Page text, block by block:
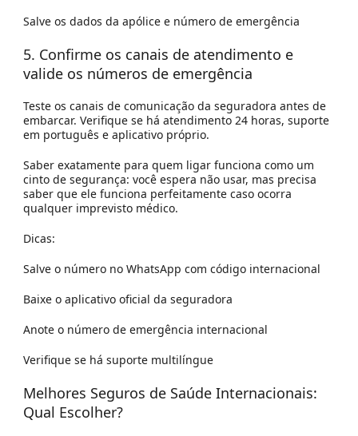
Salve os dados da apólice e número de emergência
5. Confirme os canais de atendimento e
valide os números de emergência
Teste os canais de comunicação da seguradora antes de
embarcar. Verifique se há atendimento 24 horas, suporte
em português e aplicativo próprio.
Saber exatamente para quem ligar funciona como um
cinto de segurança: você espera não usar, mas precisa
saber que ele funciona perfeitamente caso ocorra
qualquer imprevisto médico.
Dicas:
Salve o número no WhatsApp com código internacional
Baixe o aplicativo oficial da seguradora
Anote o número de emergência internacional
Verifique se há suporte multilíngue
Melhores Seguros de Saúde Internacionais:
Qual Escolher?